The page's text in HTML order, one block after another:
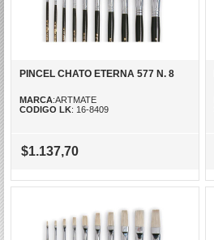
PINCEL CHATO ETERNA 577 N. 8
MARCA:ARTMATE
CODIGO LK: 16-8409
$1.137,70